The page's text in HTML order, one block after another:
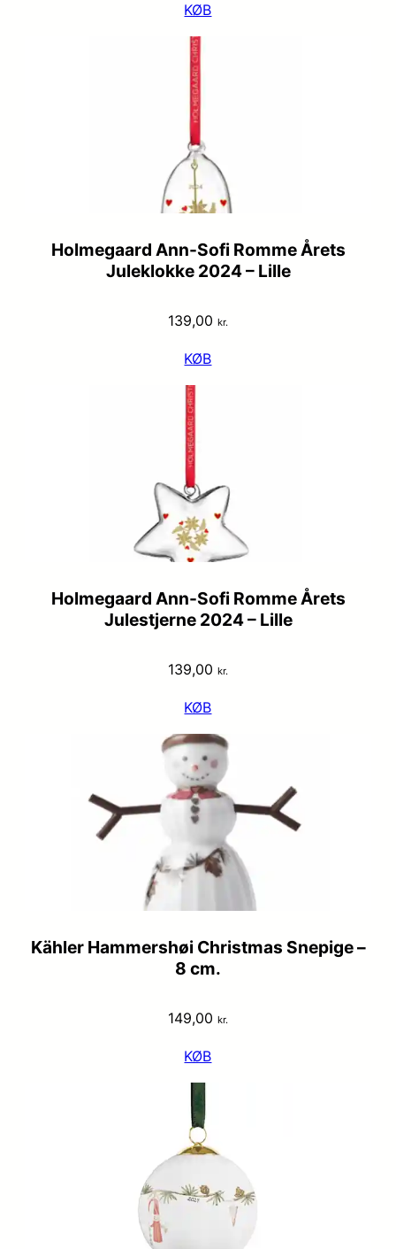
KØB
Holmegaard Ann-Sofi Romme Årets
Juleklokke 2024 – Lille
139,00 kr.
KØB
Holmegaard Ann-Sofi Romme Årets
Julestjerne 2024 – Lille
139,00 kr.
KØB
Kähler Hammershøi Christmas Snepige –
8 cm.
149,00 kr.
KØB